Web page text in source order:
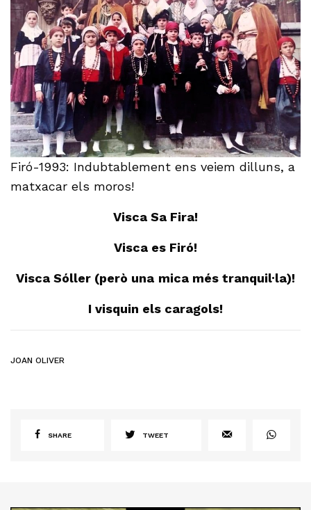
Firó-1993: Indubtablement ens veiem dilluns, a
matxacar els moros!
Visca Sa Fira!
Visca es Firó!
Visca Sóller (però una mica més tranquil·la)!
I visquin els caragols!
JOAN OLIVER
SHARE TWEET